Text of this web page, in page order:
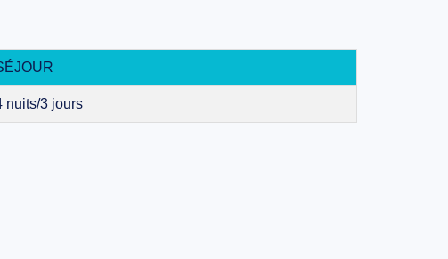
nuits/3 jours